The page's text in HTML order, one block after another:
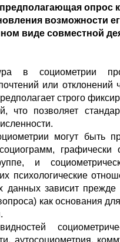
опрос
возможности
виде совместной
в социометрии
или отклонений
строго
что позволяет
могут быть
графически
и
психологические
данных зависит
как основания
аутосоциометрия,